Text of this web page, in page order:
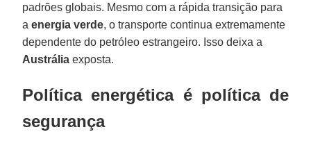
padrões globais. Mesmo com a rápida transição para
aenergia verde, o transporte continua extremamente
dependente do petróleo estrangeiro. Isso deixa a
Austrália exposta.
Política energética é política de
segurança